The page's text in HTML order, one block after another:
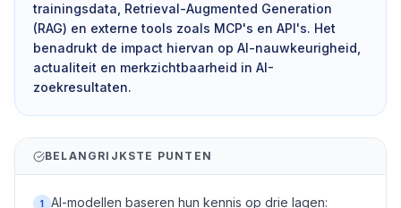
trainingsdata, Retrieval-Augmented Generation
(RAG) en externe tools zoals MCP's en API's. Het
benadrukt de impact hiervan op AI-nauwkeurigheid,
actualiteit en merkzichtbaarheid in AI-
zoekresultaten.
BELANGRIJKSTE PUNTEN
1
AI-modellen baseren hun kennis op drie lagen: